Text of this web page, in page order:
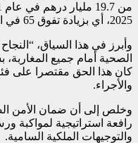
2025، أي بزيادة تفوق 65 في المائة خلال الولاية الحكومية الحالية.
وأبرز في هذا السياق،
الصحية أمام جميع
كان هذا الحق مقتصرا على
والأجراء.
وخلص إلى أن ضمان الأمن
رافعة استراتيجية لمواكبة
والتوجيهات الملكية السامية.